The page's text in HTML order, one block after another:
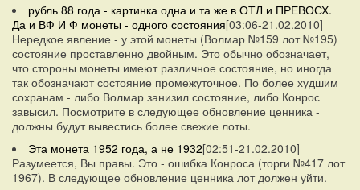
рубль 88 года - картинка одна и та же в ОТЛ и ПРЕВОСХ.
Да и ВФ И Ф монеты - одного состояния[03:06-21.02.2010]
Нередкое явление - у этой монеты (Волмар №159 лот №195)
состояние проставленно двойным. Это обычно обозначает,
что стороны монеты имеют различное состояние, но иногда
так обозначают состояние промежуточное. По более худшим
сохранам - либо Волмар занизил состояние, либо Конрос
завысил. Посмотрите в следующее обновление ценника -
должны будут вывестись более свежие лоты.
Эта монета 1952 года, а не 1932[02:51-21.02.2010]
Разумеется, Вы правы. Это - ошибка Конроса (торги №417 лот
1967). В следующее обновление ценника лот должен уйти.